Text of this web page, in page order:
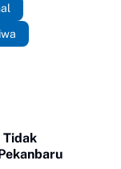
Tidak